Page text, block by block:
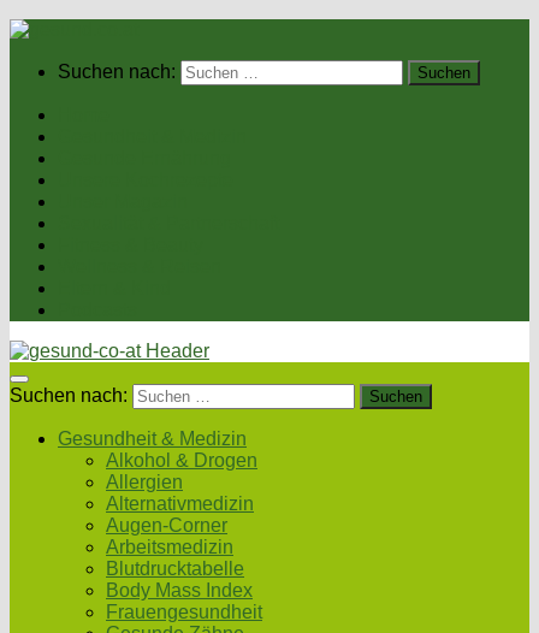
Suchen nach:
Suchen nach:
Gesundheit & Medizin
Alkohol & Drogen
Allergien
Alternativmedizin
Augen-Corner
Arbeitsmedizin
Blutdrucktabelle
Body Mass Index
Frauengesundheit